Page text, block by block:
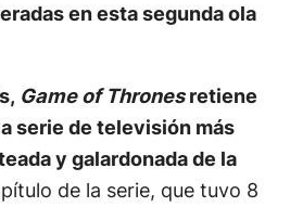
en esta segunda ola
Game of Thronesretiene
serie de televisión más
y galardonada de la
de la serie, que tuvo 8